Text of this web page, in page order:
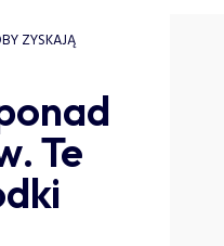
ZYSKAJĄ
Te